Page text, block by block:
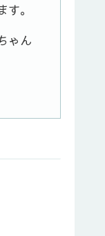
。
ゃん